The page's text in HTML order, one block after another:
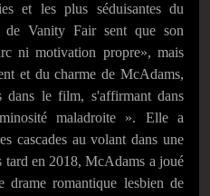
et les plus séduisantes du
Vanity Fair sent que son
ni motivation propre», mais
et du charme de McAdams,
dans le film, s'affirmant dans
maladroite ». Elle a
cascades au volant dans une
tard en 2018, McAdams a joué
drame romantique lesbien de